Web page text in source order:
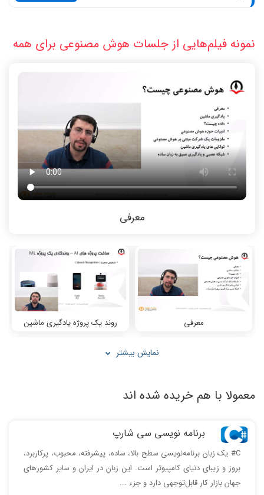
نمونه فیلم‌هایی از جلسات هوش مصنوعی برای همه
معرفی
معرفی روند یک پروژه یادگیری ماشین
نمایش بیشتر
معمولا با هم خریده شده اند
برنامه نویسی سی شارپ
C# یک زبان برنامه‌نویسی سطح بالا، ساده، پیشرفته، محبوب، پرکاربرد،
بروز و زیبای دنیای کامپیوتر است. این زبان در ایران و سایر کشورهای
جهان بازار کار قابل‌توجهی دارد و جزء ...